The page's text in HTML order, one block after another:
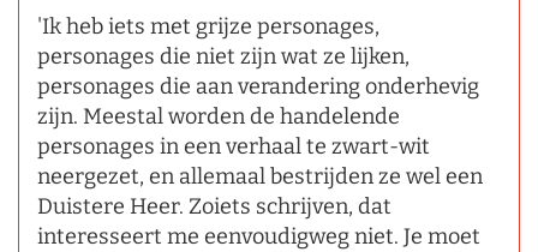
'Ik heb iets met grijze personages,
personages die niet zijn wat ze lijken,
personages die aan verandering onderhevig
zijn. Meestal worden de handelende
personages in een verhaal te zwart-wit
neergezet, en allemaal bestrijden ze wel een
Duistere Heer. Zoiets schrijven, dat
interesseert me eenvoudigweg niet. Je moet